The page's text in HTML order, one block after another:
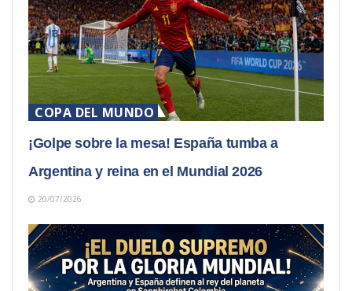
COPA DEL MUNDO
¡Golpe sobre la mesa! España tumba a
Argentina y reina en el Mundial 2026
20/07/2026